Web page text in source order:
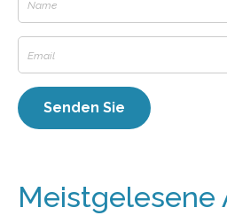
Meistgelesene